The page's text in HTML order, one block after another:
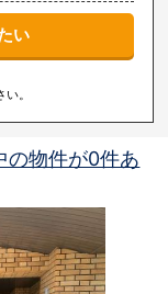
い
。
の物件が0件あ